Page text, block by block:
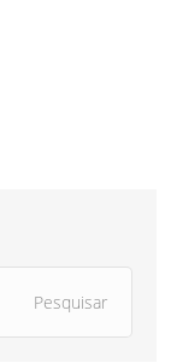
Pesquisar